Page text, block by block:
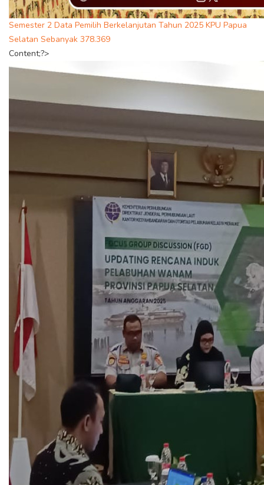
Semester 2 Data Pemilih Berkelanjutan Tahun 2025 KPU Papua
Selatan Sebanyak 378.369
Content;?>